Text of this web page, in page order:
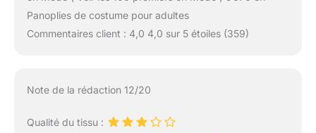
Panoplies de costume pour adultes
Commentaires client : 4,0 4,0 sur 5 étoiles (359)
Note de la rédaction 12/20
Qualité du tissu :